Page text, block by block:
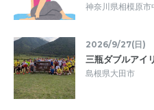
神奈川県相模原市
2026/9/27(日)
三瓶ダブルア
島根県大田市